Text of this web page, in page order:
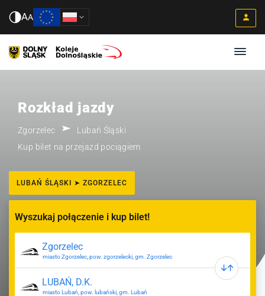
AA
Rozkład jazdy
Zgorzelec
Lubań Śląski
Kup bilet na przejazd pociągiem
LUBAŃ ŚLĄSKI ➤ ZGORZELEC
Wyszukaj połączenie i kup bilet!
miasto Zgorzelec, pow. zgorzelecki, gm. Zgorzelec
miasto Lubań, pow. lubański, gm. Lubań